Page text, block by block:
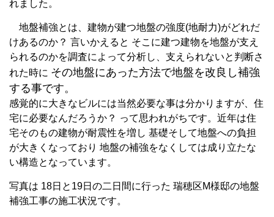
れました。
地盤補強とは、建物が建つ地盤の強度(地耐力)がどれだ
けあるのか？ 言いかえると そこに建つ建物を地盤が支え
られるのかを調査によって分析し、支えられないと判断さ
れた時に その地盤にあった方法で地盤を改良し補強
する事です。
感覚的に大きなビルには当然必要な事は分かりますが、住
宅に必要なんだろうか？ って思われがちです。近年は住
宅そのもの建物が耐震性を増し 基礎そして地盤への負担
が大きくなっており 地盤の補強をなくしては成り立たな
い構造となっています。
写真は 18日と19日の二日間に行った 瑞穂区M様邸の地盤
補強工事の施工状況です。